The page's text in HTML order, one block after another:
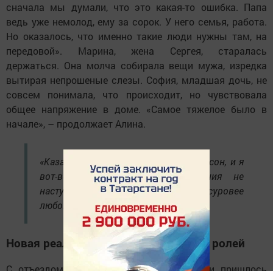
сначала мы думали, что это какая-то ошибка. Папа
ведь уже немолод, ему за сорок. У него семья, работа.
Но оказалось, что именно такие люди нужны там, на
передовой». Марина, жена Сергея, старалась
держаться. Она молча собирала вещи мужа, изредка
вытирая непрошеные слезы. София, младшая дочь, не
совсем понимала, что происходит, но чувствовала
общее напряжение в доме. «Самое тяжелое было в
начале», – продолжает Алина.
«Казалось, что это просто страшный сон, и я
вот-вот проснусь. Но пробуждения не
наступало. Реальность оказалась суровее
любого кошмара».
Новая реальность: переосмысление ролей